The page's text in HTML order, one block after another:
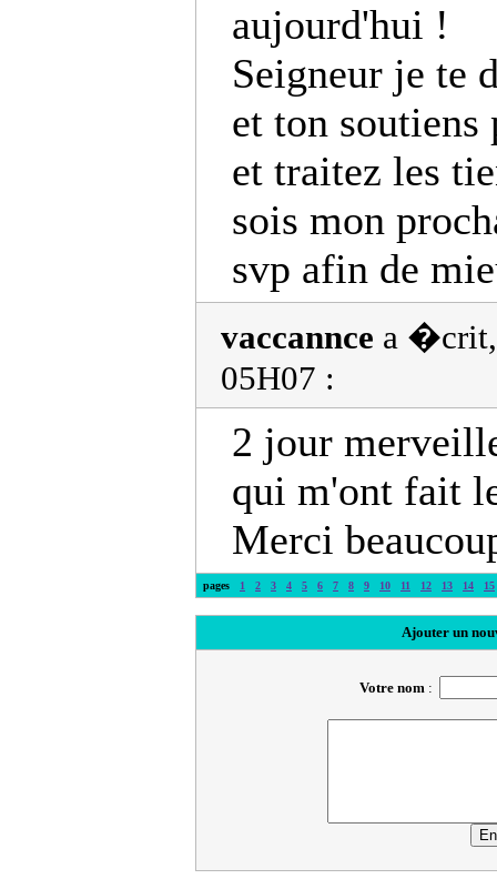
aujourd'hui !
Seigneur je te
et ton
et traitez les
sois mon
svp afin de
vaccannce a
05H07 :
2 jour
qui m'ont fait
Merci
pages 1 2 3 4 5 6 7 8 9 10 11 12 13 14 15
Ajouter un
Votre nom: